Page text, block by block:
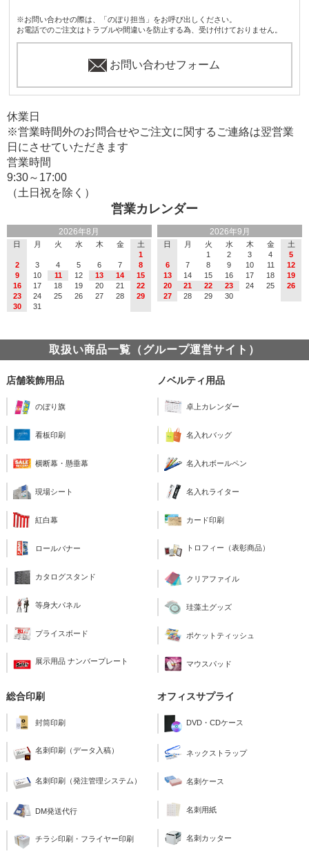
※お問い合わせの際は、「のぼり担当」をお呼び出しください。
お電話でのご注文はトラブルや間違いを防止する為、受け付けておりません。
お問い合わせフォーム
営業カレンダー
2026年8月
日 月 火 水 木 金
土
1
2
3 4 5 6 7
8
9
10 11 12 13 14
15
16
17 18 19 20 21
22
23
24 25 26 27 28
29
30
31
2026年9月
日 月 火 水 木 金
土
1
2 3 4
5
6
7 8 9 10 11
12
13
14 15 16 17 18
19
20
21 22 23 24 25
26
27
28 29 30
休業日
※営業時間外のお問合せやご注文に関するご連絡は翌営業
日にさせていただきます
営業時間
9:30～17:00
（土日祝を除く）
取扱い商品一覧（グループ運営サイト）
店舗装飾用品
のぼり旗
看板印刷
横断幕・懸垂幕
現場シート
紅白幕
ロールバナー
カタログスタンド
等身大パネル
プライスボード
展示用品 ナンバープレート
ノベルティ用品
卓上カレンダー
名入れバッグ
名入れボールペン
名入れライター
カード印刷
トロフィー（表彰商品）
クリアファイル
珪藻土グッズ
ポケットティッシュ
マウスパッド
総合印刷
封筒印刷
名刺印刷（データ入稿）
名刺印刷（発注管理システム）
DM発送代行
チラシ印刷・フライヤー印刷
オフィスサプライ
DVD・CDケース
ネックストラップ
名刺ケース
名刺用紙
名刺カッター